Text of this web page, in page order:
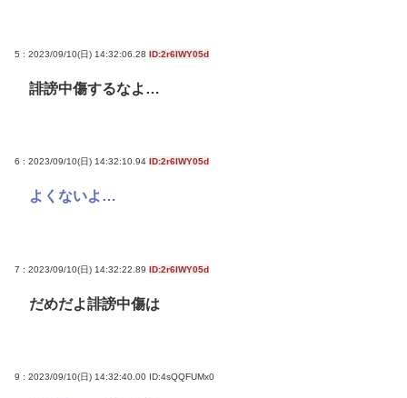
5 : 2023/09/10(日) 14:32:06.28 ID:2r6IWY05d
誹謗中傷するなよ…
6 : 2023/09/10(日) 14:32:10.94 ID:2r6IWY05d
よくないよ…
7 : 2023/09/10(日) 14:32:22.89 ID:2r6IWY05d
だめだよ誹謗中傷は
9 : 2023/09/10(日) 14:32:40.00 ID:4sQQFUMx0